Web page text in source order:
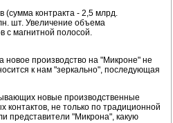
(сумма контракта - 2,5 млрд.
шт. Увеличение объема
с магнитной полосой.
новое производство на "Микроне" не
к нам "зеркально", последующая
новые производственные
не только по традиционной
представители "Микрона", какую